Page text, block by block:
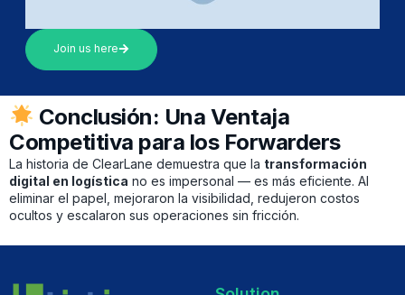
Join us here
Conclusión: Una Ventaja
Competitiva para los Forwarders
La historia de ClearLane demuestra que la transformación
digital en logística no es impersonal — es más eficiente. Al
eliminar el papel, mejoraron la visibilidad, redujeron costos
ocultos y escalaron sus operaciones sin fricción.